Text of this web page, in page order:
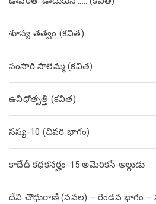
శూన్య తత్వం (కవిత)
సంసారి సాలెమ్మ (కవిత)
ఉవిధోత్పత్తి (కవిత)
సస్య-10 (చివరి భాగం)
కాదేదీ కథకనర్హం-15 అమెరికన్ అల్లుడు
దేవి చౌధురాణి (నవల) – రెండవ భాగం –